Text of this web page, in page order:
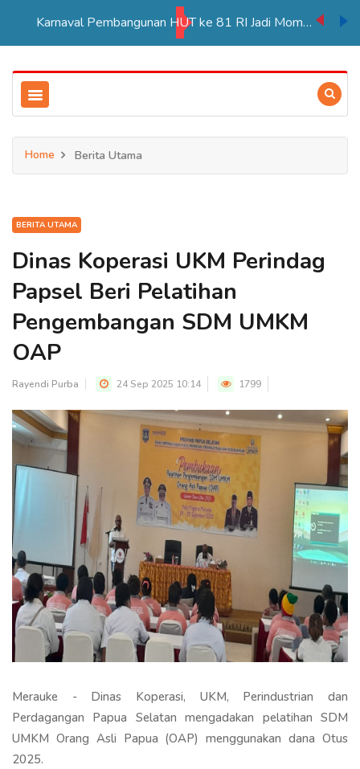
PT BIA Berpartisipasi Pembukaan Pameran HUT RI ke 81 di Distrik Ulilin
Home Berita Utama
BERITA UTAMA
Dinas Koperasi UKM Perindag
Papsel Beri Pelatihan
Pengembangan SDM UMKM
OAP
Rayendi Purba 24 Sep 2025 10:14 1799
Merauke - Dinas Koperasi, UKM, Perindustrian dan
Perdagangan Papua Selatan mengadakan pelatihan SDM
UMKM Orang Asli Papua (OAP) menggunakan dana Otus
2025.